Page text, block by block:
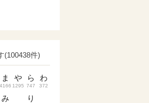
(100438件)
ま
4166
み
や
1295
ら
747
り
わ
372